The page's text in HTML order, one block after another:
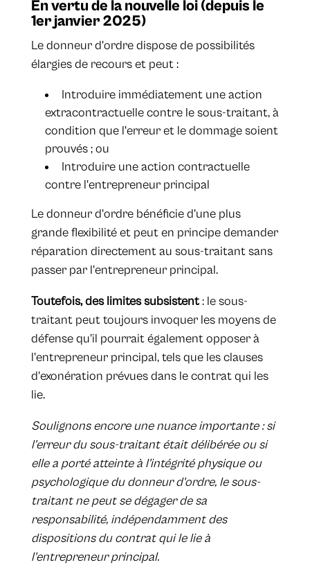
En vertu de la nouvelle loi (depuis le
1er janvier 2025)
Le donneur d'ordre dispose de possibilités
élargies de recours et peut :
Introduire immédiatement une action
extracontractuelle contre le sous-traitant, à
condition que l'erreur et le dommage soient
prouvés ; ou
Introduire une action contractuelle
contre l'entrepreneur principal
Le donneur d'ordre bénéficie d'une plus
grande flexibilité et peut en principe demander
réparation directement au sous-traitant sans
passer par l'entrepreneur principal.
Toutefois, des limites subsistent: le sous-
traitant peut toujours invoquer les moyens de
défense qu'il pourrait également opposer à
l'entrepreneur principal, tels que les clauses
d'exonération prévues dans le contrat qui les
lie.
Soulignons encore une nuance importante : si
l'erreur du sous-traitant était délibérée ou si
elle a porté atteinte à l'intégrité physique ou
psychologique du donneur d'ordre, le sous-
traitant ne peut se dégager de sa
responsabilité, indépendamment des
dispositions du contrat qui le lie à
l'entrepreneur principal.